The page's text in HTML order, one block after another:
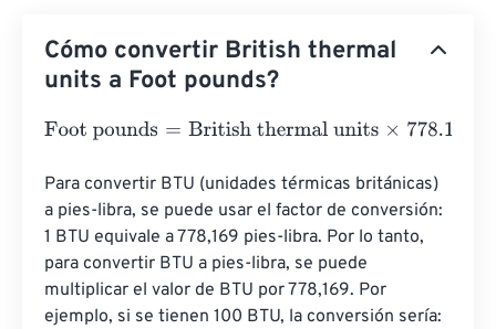
Cómo convertir British thermal
units a Foot pounds?
Foot pounds=British thermal units× 778.16926229
Para convertir BTU (unidades térmicas británicas)
a pies-libra, se puede usar el factor de conversión:
1 BTU equivale a 778,169 pies-libra. Por lo tanto,
para convertir BTU a pies-libra, se puede
multiplicar el valor de BTU por 778,169. Por
ejemplo, si se tienen 100 BTU, la conversión sería: